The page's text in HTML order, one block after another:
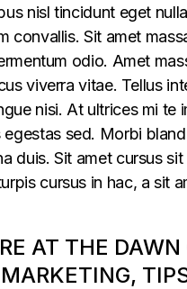
nisl tincidunt eget
convallis. Sit amet
odio. Amet
viverra vitae. Tellus
nisi. At ultrices mi te
sed. Morbi
duis. Sit amet cursus
cursus in hac, a sit
AT THE